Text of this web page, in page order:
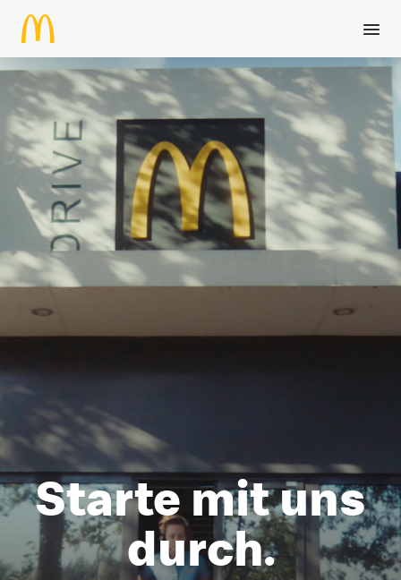
Zum Hauptinhalt springen
McDonalds's Karriere: Finde
Starte mit uns
durch.